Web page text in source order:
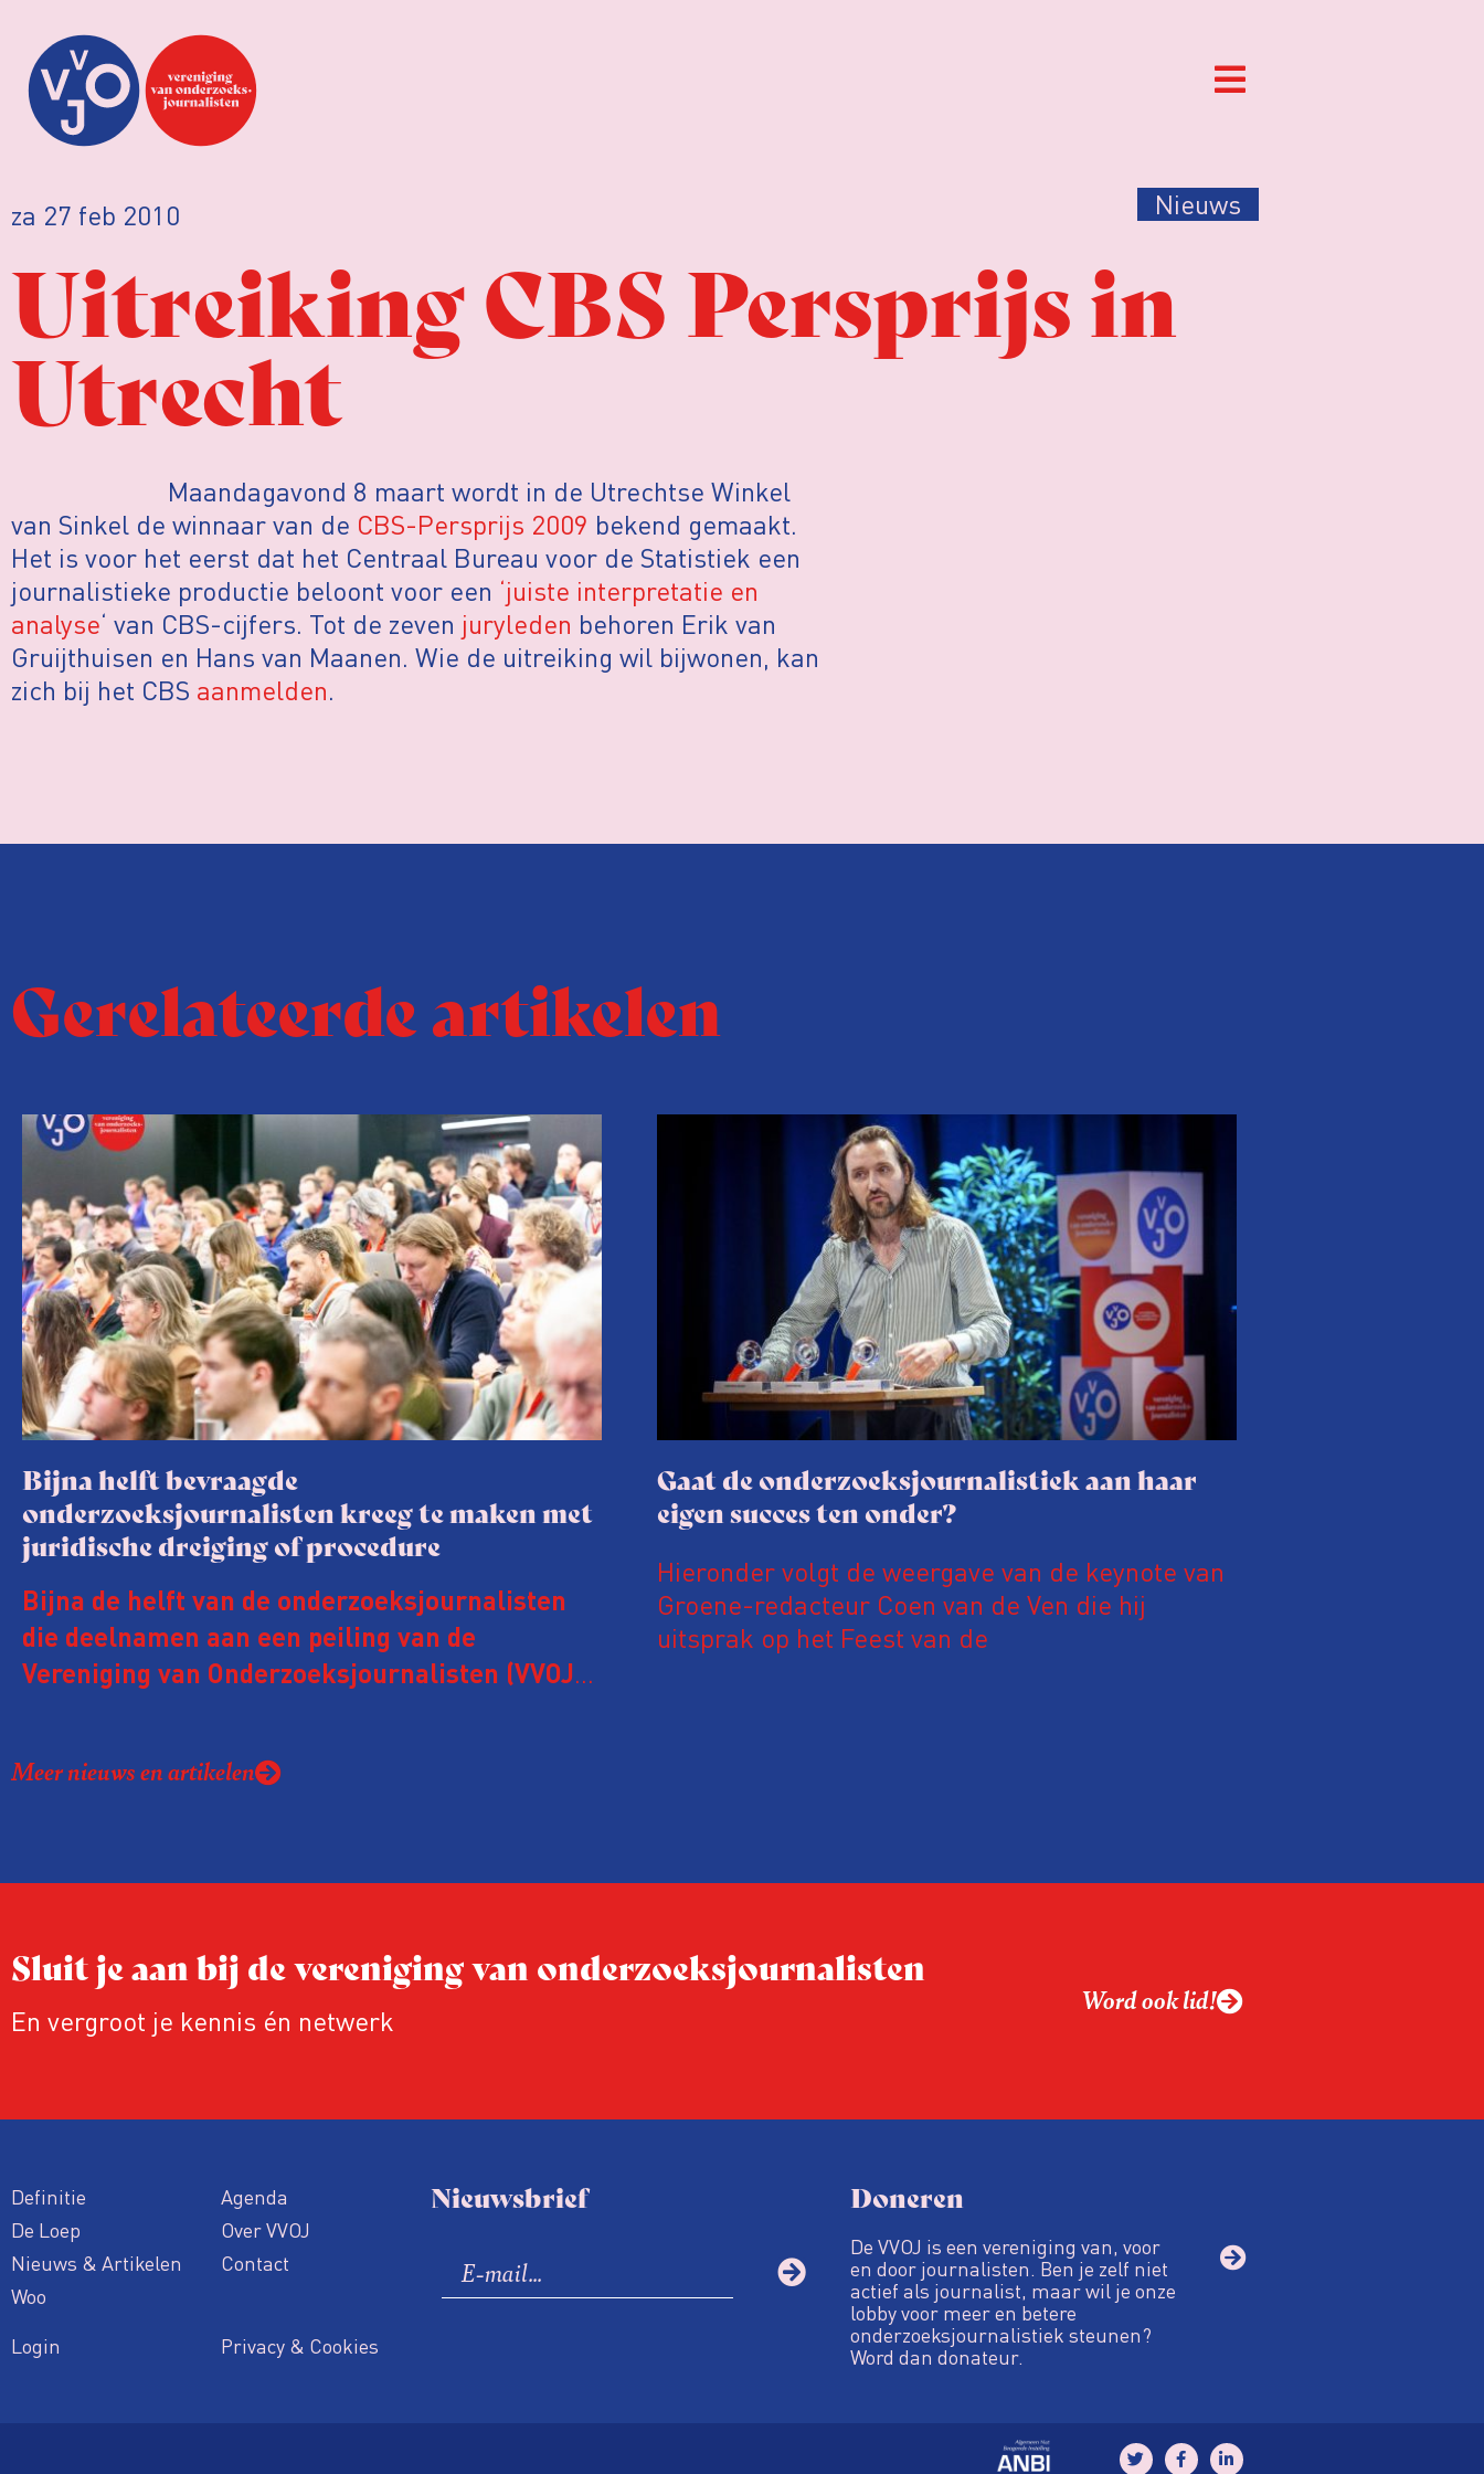
za 27 feb 2010 Nieuws
Uitreiking CBS Persprijs in
Utrecht
Maandagavond 8 maart wordt in de Utrechtse Winkel
van Sinkel de winnaar van de CBS-Persprijs 2009 bekend gemaakt.
Het is voor het eerst dat het Centraal Bureau voor de Statistiek een
journalistieke productie beloont voor een ‘juiste interpretatie en
analyse‘ van CBS-cijfers. Tot de zeven juryleden behoren Erik van
Gruijthuisen en Hans van Maanen. Wie de uitreiking wil bijwonen, kan
zich bij het CBS aanmelden.
Gerelateerde artikelen
Bijna helft bevraagde
onderzoeksjournalisten kreeg te maken met
juridische dreiging of procedure
Bijna de helft van de onderzoeksjournalisten
die deelnamen aan een peiling van de
Vereniging van Onderzoeksjournalisten (VVOJ)
rond het eigen werk. Dat kost journalisten tijd,
Gaat de onderzoeksjournalistiek aan haar
eigen succes ten onder?
Hieronder volgt de weergave van de keynote van
Groene-redacteur Coen van de Ven die hij
uitsprak op het Feest van de
Hoe moet de journalistiek omgaan met een
steeds onverschilligere macht?
Meer nieuws en artikelen
Sluit je aan bij de vereniging van onderzoeksjournalisten
En vergroot je kennis én netwerk
Word ook lid!
Definitie
De Loep
Nieuws & Artikelen
Woo
Agenda
Over VVOJ
Contact
Login Privacy & Cookies
Nieuwsbrief Doneren
De VVOJ is een vereniging van, voor
en door journalisten. Ben je zelf niet
actief als journalist, maar wil je onze
lobby voor meer en betere
onderzoeksjournalistiek steunen?
Word dan donateur.